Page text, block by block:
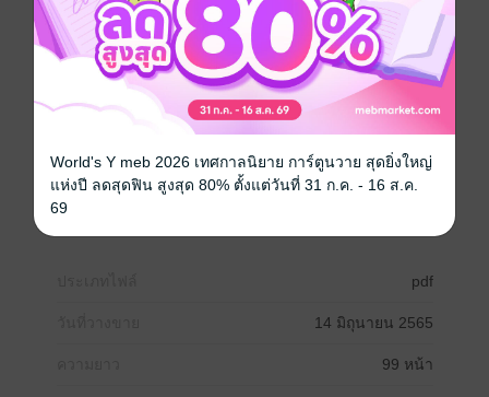
⏳เพื่อฝึกฝน เรียนรู้ ทำความเข้าใจกับ โครงสร้างใบหน้า
และโยคะหน้า
⏳เนื้อหาทั้งหมดออกแบบโดยคุณครูพี่มิ้ม ประกอบด้วยท่า
โยคะหน้ามากกว่า 20 ท่า
⏳รวมเนื้อหา 7 บทเรียน ระยะเวลาการฝึกให้เห็นผลชัดเจน
สุขภาพ
pdf
14 มิถุนายน 2565
99 หน้า
World's Y meb 2026 เทศกาลนิยาย การ์ตูนวาย สุดยิ่งใหญ่
แห่งปี ลดสุดฟิน สูงสุด 80% ตั้งแต่วันที่ 31 ก.ค. - 16 ส.ค.
69